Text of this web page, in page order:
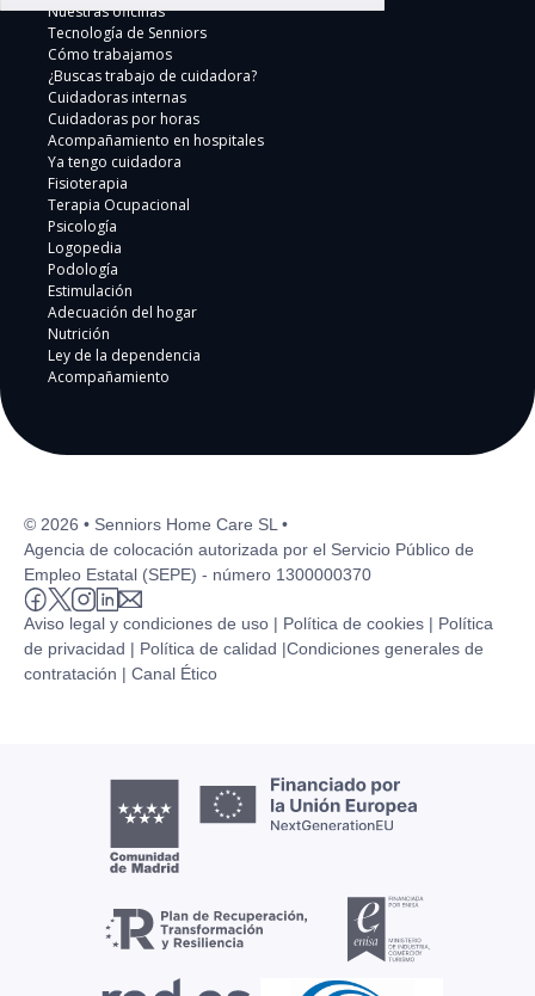
Nuestras oficinas
Tecnología de Senniors
Cómo trabajamos
¿Buscas trabajo de cuidadora?
Cuidadoras internas
Cuidadoras por horas
Acompañamiento en hospitales
Ya tengo cuidadora
Fisioterapia
Terapia Ocupacional
Psicología
Logopedia
Podología
Estimulación
Adecuación del hogar
Nutrición
Ley de la dependencia
Acompañamiento
© 2026 • Senniors Home Care SL •
Agencia de colocación autorizada por el Servicio Público de
Empleo Estatal (SEPE) - número 1300000370
Aviso legal y condiciones de uso | Política de cookies | Política
de privacidad | Política de calidad |Condiciones generales de
contratación | Canal Ético